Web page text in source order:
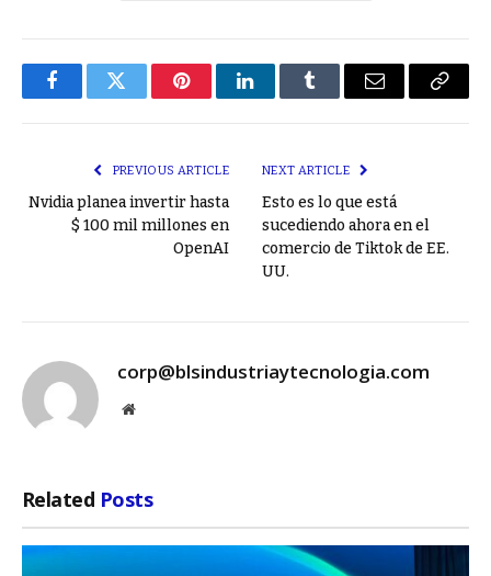
FacebookTwitter PinterestLinkedInTumblr Email
Copy
PREVIOUS ARTICLE
Nvidia planea invertir hasta
$ 100 mil millones en
OpenAI
NEXT ARTICLE
Esto es lo que está
sucediendo ahora en el
comercio de Tiktok de EE.
UU.
corp@blsindustriaytecnologia.com
Website
Related Posts